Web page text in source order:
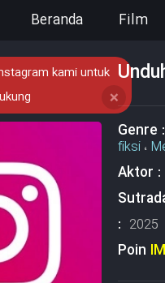
Beranda Film
kami untuk
❌
Genre :
fiksi،
Aktor :
: 2025
Poin